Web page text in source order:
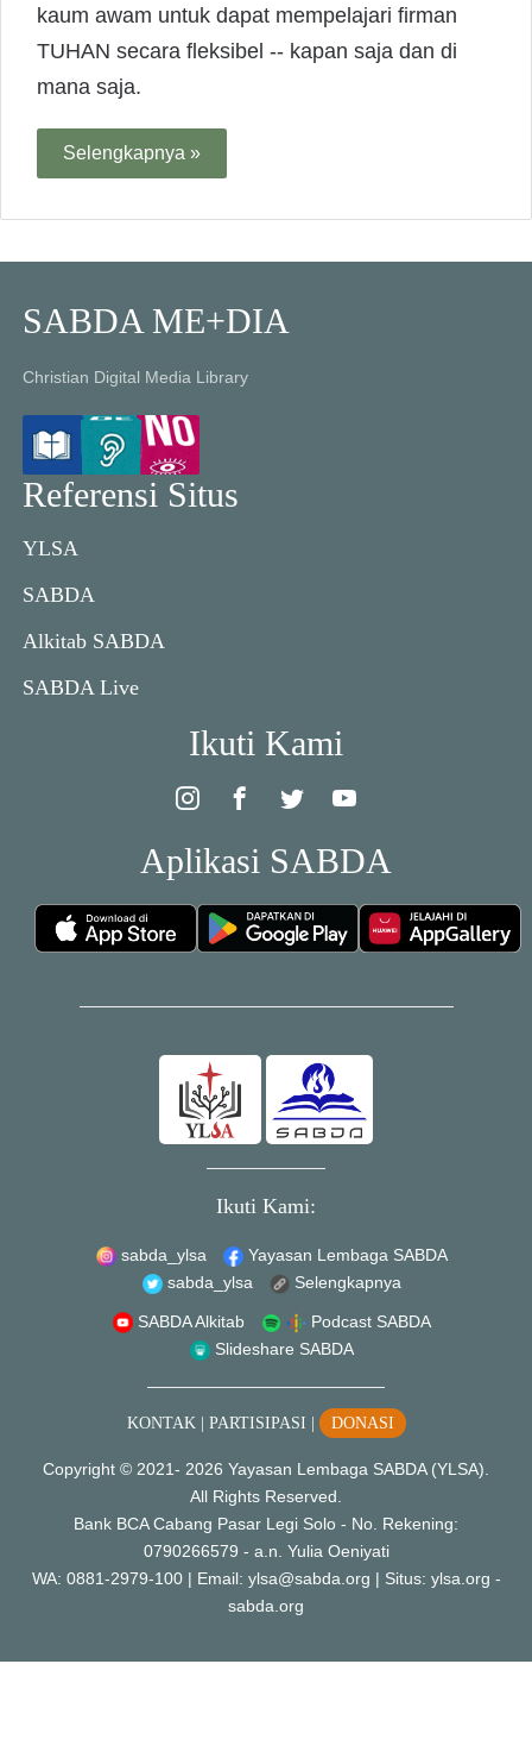
kaum awam untuk dapat mempelajari firman
TUHAN secara fleksibel -- kapan saja dan di
mana saja.
Selengkapnya »
SABDA ME+DIA
Christian Digital Media Library
Referensi Situs
YLSA
SABDA
Alkitab SABDA
SABDA Live
Ikuti Kami
Aplikasi SABDA
Ikuti Kami:
sabda_ylsa
Yayasan Lembaga SABDA
sabda_ylsa
Selengkapnya
SABDA Alkitab
Podcast SABDA
Slideshare SABDA
KONTAK PARTISIPASI DONASI
Copyright © 2021- 2026 Yayasan Lembaga SABDA (YLSA).
All Rights Reserved.
Bank BCA Cabang Pasar Legi Solo - No. Rekening:
0790266579 - a.n. Yulia Oeniyati
WA: 0881-2979-100| Email: ylsa@sabda.org | Situs: ylsa.org -
sabda.org